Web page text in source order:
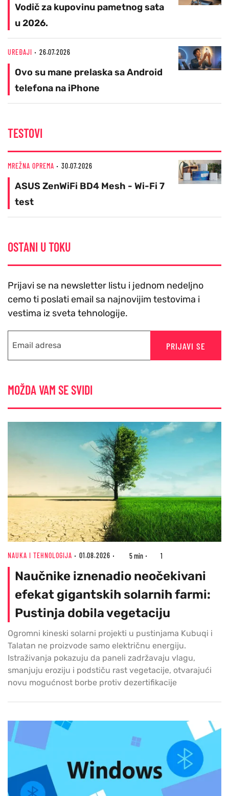
Vodič za kupovinu pametnog sata
u 2026.
UREĐAJI 26.07.2026
Ovo su mane prelaska sa Android
telefona na iPhone
TESTOVI
MREŽNA OPREMA 30.07.2026
ASUS ZenWiFi BD4 Mesh - Wi-Fi 7
test
OSTANI U TOKU
Prijavi se na newsletter listu i jednom nedeljno
cemo ti poslati email sa najnovijim testovima i
vestima iz sveta tehnologije.
PRIJAVI SE
MOŽDA VAM SE SVIDI
NAUKA I TEHNOLOGIJA 01.08.2026 5 min 1
Naučnike iznenadio neočekivani
efekat gigantskih solarnih farmi:
Pustinja dobila vegetaciju
Ogromni kineski solarni projekti u pustinjama Kubuqi i
Talatan ne proizvode samo električnu energiju.
Istraživanja pokazuju da paneli zadržavaju vlagu,
smanjuju eroziju i podstiču rast vegetacije, otvarajući
novu mogućnost borbe protiv dezertifikacije